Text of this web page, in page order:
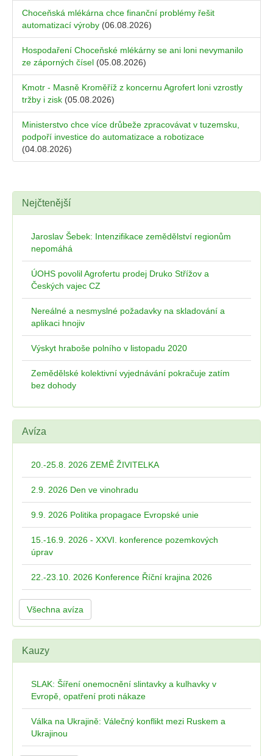
Choceňská mlékárna chce finanční problémy řešit
automatizací výroby (06.08.2026)
Hospodaření Choceňské mlékárny se ani loni nevymanilo
ze záporných čísel (05.08.2026)
Kmotr - Masně Kroměříž z koncernu Agrofert loni vzrostly
tržby i zisk (05.08.2026)
Ministerstvo chce více drůbeže zpracovávat v tuzemsku,
podpoří investice do automatizace a robotizace
(04.08.2026)
Nejčtenější
Jaroslav Šebek: Intenzifikace zemědělství regionům
nepomáhá
ÚOHS povolil Agrofertu prodej Druko Střížov a
Českých vajec CZ
Nereálné a nesmyslné požadavky na skladování a
aplikaci hnojiv
Výskyt hraboše polního v listopadu 2020
Zemědělské kolektivní vyjednávání pokračuje zatím
bez dohody
Avíza
20.-25.8. 2026 ZEMĚ ŽIVITELKA
2.9. 2026 Den ve vinohradu
9.9. 2026 Politika propagace Evropské unie
15.-16.9. 2026 - XXVI. konference pozemkových
úprav
22.-23.10. 2026 Konference Říční krajina 2026
Všechna avíza
Kauzy
SLAK: Šíření onemocnění slintavky a kulhavky v
Evropě, opatření proti nákaze
Válka na Ukrajině: Válečný konflikt mezi Ruskem a
Ukrajinou